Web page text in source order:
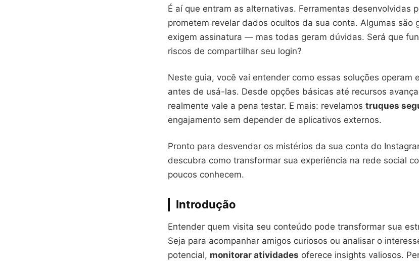
É aí que entram as alternativas. Ferramentas desenvolvidas
prometem revelar dados ocultos da sua conta. Algumas são
exigem assinatura — mas todas geram dúvidas. Será que
riscos de compartilhar seu login?
Neste guia, você vai entender como essas soluções operam
antes de usá-las. Desde opções básicas até recursos
realmente vale a pena testar. E mais: revelamos truques
engajamento sem depender de aplicativos externos.
Pronto para desvendar os mistérios da sua conta do
descubra como transformar sua experiência na rede social
poucos conhecem.
Introdução
Entender quem visita seu conteúdo pode transformar sua
Seja para acompanhar amigos curiosos ou analisar o
potencial, monitorar atividades oferece insights valiosos.